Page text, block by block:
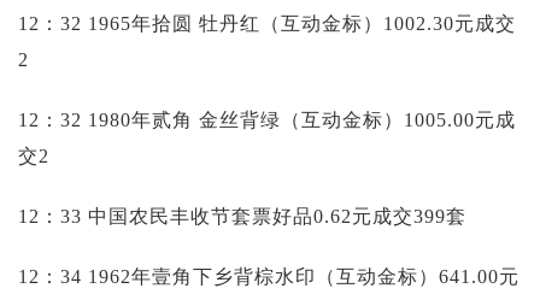
12：32 1965年拾圆 牡丹红（互动金标）1002.30元成交
2
12：32 1980年贰角 金丝背绿（互动金标）1005.00元成
交2
12：33 中国农民丰收节套票好品0.62元成交399套
12：34 1962年壹角下乡背棕水印（互动金标）641.00元